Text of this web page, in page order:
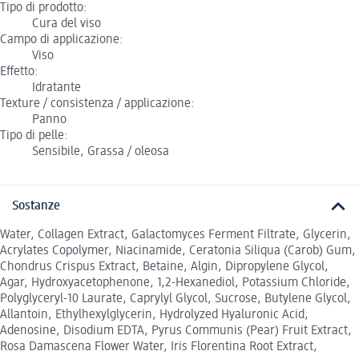
Tipo di prodotto:
Cura del viso
Campo di applicazione:
Viso
Effetto:
Idratante
Texture / consistenza / applicazione:
Panno
Tipo di pelle:
Sensibile, Grassa / oleosa
Sostanze
Water, Collagen Extract, Galactomyces Ferment Filtrate, Glycerin,
Acrylates Copolymer, Niacinamide, Ceratonia Siliqua (Carob) Gum,
Chondrus Crispus Extract, Betaine, Algin, Dipropylene Glycol,
Agar, Hydroxyacetophenone, 1,2-Hexanediol, Potassium Chloride,
Polyglyceryl-10 Laurate, Caprylyl Glycol, Sucrose, Butylene Glycol,
Allantoin, Ethylhexylglycerin, Hydrolyzed Hyaluronic Acid,
Adenosine, Disodium EDTA, Pyrus Communis (Pear) Fruit Extract,
Rosa Damascena Flower Water, Iris Florentina Root Extract,